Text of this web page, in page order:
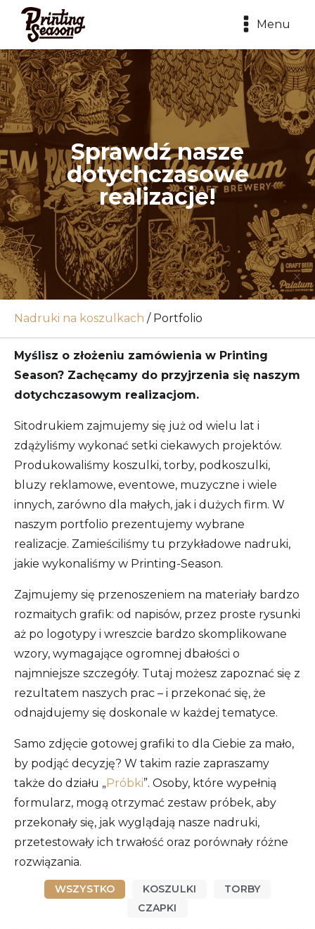
Menu
Sprawdź nasze
dotychczasowe
realizacje!
Nadruki na koszulkach / Portfolio
Myślisz o złożeniu zamówienia w Printing
Season? Zachęcamy do przyjrzenia się naszym
dotychczasowym realizacjom.
Sitodrukiem zajmujemy się już od wielu lat i
zdążyliśmy wykonać setki ciekawych projektów.
Produkowaliśmy koszulki, torby, podkoszulki,
bluzy reklamowe, eventowe, muzyczne i wiele
innych, zarówno dla małych, jak i dużych firm. W
naszym portfolio prezentujemy wybrane
realizacje. Zamieściliśmy tu przykładowe nadruki,
jakie wykonaliśmy w Printing-Season.
Zajmujemy się przenoszeniem na materiały bardzo
rozmaitych grafik: od napisów, przez proste rysunki
aż po logotypy i wreszcie bardzo skomplikowane
wzory, wymagające ogromnej dbałości o
najmniejsze szczegóły. Tutaj możesz zapoznać się z
rezultatem naszych prac – i przekonać się, że
odnajdujemy się doskonale w każdej tematyce.
Samo zdjęcie gotowej grafiki to dla Ciebie za mało,
by podjąć decyzję? W takim razie zapraszamy
także do działu „Próbki”. Osoby, które wypełnią
formularz, mogą otrzymać zestaw próbek, aby
przekonały się, jak wyglądają nasze nadruki,
przetestowały ich trwałość oraz porównały różne
rozwiązania.
WSZYSTKO KOSZULKI
TORBY
CZAPKI